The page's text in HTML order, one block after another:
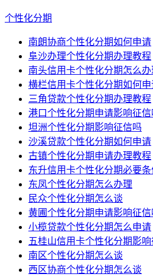
个性化分期
南朗协商个性化分期如何申请
阜沙办理个性化分期办理教程
南头信用卡个性化分期怎么办
横栏信用卡个性化分期如何申
三角贷款个性化分期办理教程
港口个性化分期申请影响征信
坦洲个性化分期影响征信吗
沙溪贷款个性化分期如何申请
古镇个性化分期申请办理教程
东升信用卡个性化分期必要条
东凤个性化分期怎么办理
民众个性化分期怎么谈
黄圃个性化分期申请影响征信
小榄贷款个性化分期怎么申请
五桂山信用卡个性化分期影
南区个性化分期怎么谈
西区协商个性化分期怎么谈